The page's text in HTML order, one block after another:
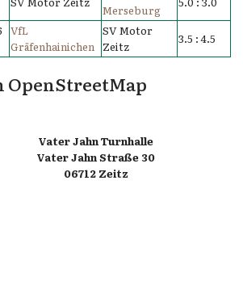
Merseburg
VfL
Gräfenhainichen
SV Motor
Zeitz
3.5 : 4.5
Vater Jahn Turnhalle
Vater Jahn Straße 30
06712 Zeitz